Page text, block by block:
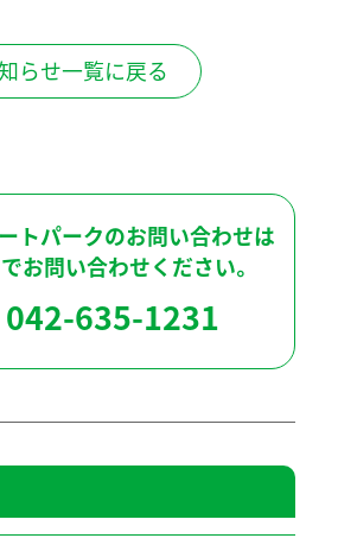
らせ一覧に戻る
トパークのお問い合わせは
でお問い合わせください。
042-635-1231